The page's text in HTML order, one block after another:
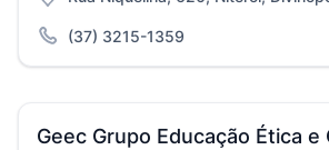
(37) 3215-1359
Geec Grupo Educação Ética e